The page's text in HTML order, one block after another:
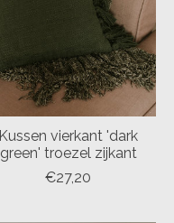
Kussen vierkant 'dark
green' troezel zijkant
€27,20